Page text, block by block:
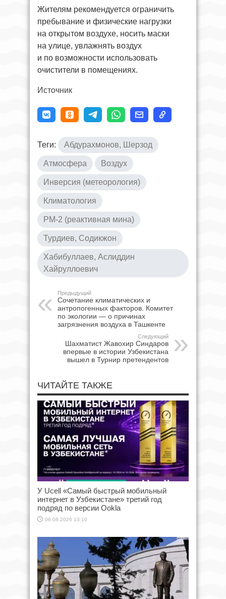
Жителям рекомендуется ограничить
пребывание и физические нагрузки
на открытом воздухе, носить маски
на улице, увлажнять воздух
и по возможности использовать
очистители в помещениях.
Источник
Теги: Абдурахмонов, Шерзод
Атмосфера Воздух
Инверсия (метеорология)
Климатология
РМ-2 (реактивная мина)
Турдиев, Содикжон
Хабибуллаев, Аслиддин
Хайруллоевич
Предыдущий
Сочетание климатических и
антропогенных факторов. Комитет
по экологии — о причинах
загрязнения воздуха в Ташкенте
Следующий
Шахматист Жавохир Синдаров
впервые в истории Узбекистана
вышел в Турнир претендентов
ЧИТАЙТЕ ТАКЖЕ
У Ucell «Самый быстрый мобильный
интернет в Узбекистане» третий год
подряд по версии Ookla
06.08.2026 13:10